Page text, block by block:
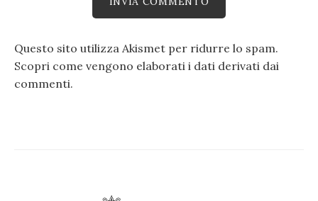
Questo sito utilizza Akismet per ridurre lo spam.
Scopri come vengono elaborati i dati derivati dai
commenti.